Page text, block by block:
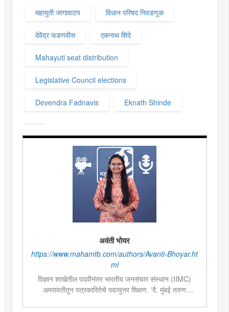
महायुती जागावाटप विधान परिषद निवडणूक
देवेंद्र फडणवीस एकनाथ शिंदे
Mahayuti seat distribution
Legislative Council elections
Devendra Fadnavis Eknath Shinde
अवंती भोयर
https://www.mahamtb.com/authors/Avanti-Bhoyar.ht
ml
विज्ञान शाखेतील पदवीनंतर भारतीय जनसंचार संस्थान (IIMC)
अमरावतीतून पत्रकारितेचे पदव्युत्तर शिक्षण. 'दै. मुंबई तरुण